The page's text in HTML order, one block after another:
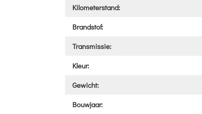
Kilometerstand:
Brandstof:
Transmissie:
Kleur:
Gewicht:
Bouwjaar: